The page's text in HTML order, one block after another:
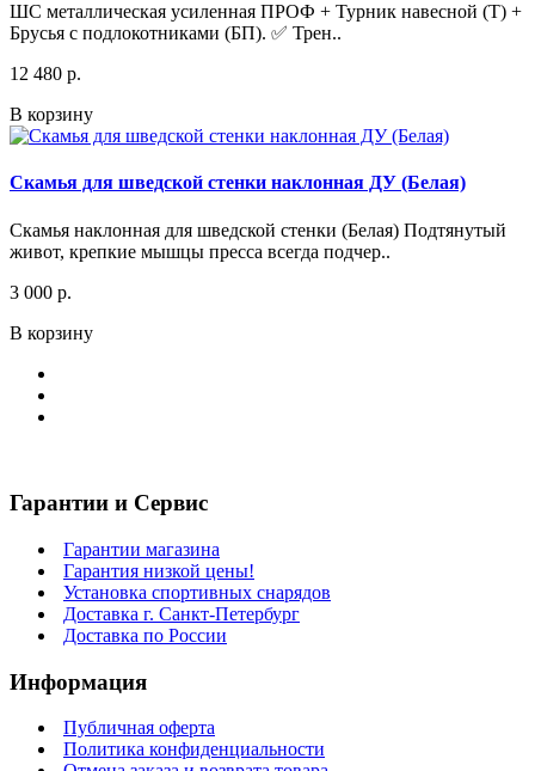
ШС металлическая усиленная ПРОФ + Турник навесной (Т) +
Брусья с подлокотниками (БП). ✅ Трен..
12 480 р.
В корзину
Скамья для шведской стенки наклонная ДУ (Белая)
Скамья наклонная для шведской стенки (Белая) Подтянутый
живот, крепкие мышцы пресса всегда подчер..
3 000 р.
В корзину
Гарантии и Сервис
Гарантии магазина
Гарантия низкой цены!
Установка спортивных снарядов
Доставка г. Санкт-Петербург
Доставка по России
Информация
Публичная оферта
Политика конфиденциальности